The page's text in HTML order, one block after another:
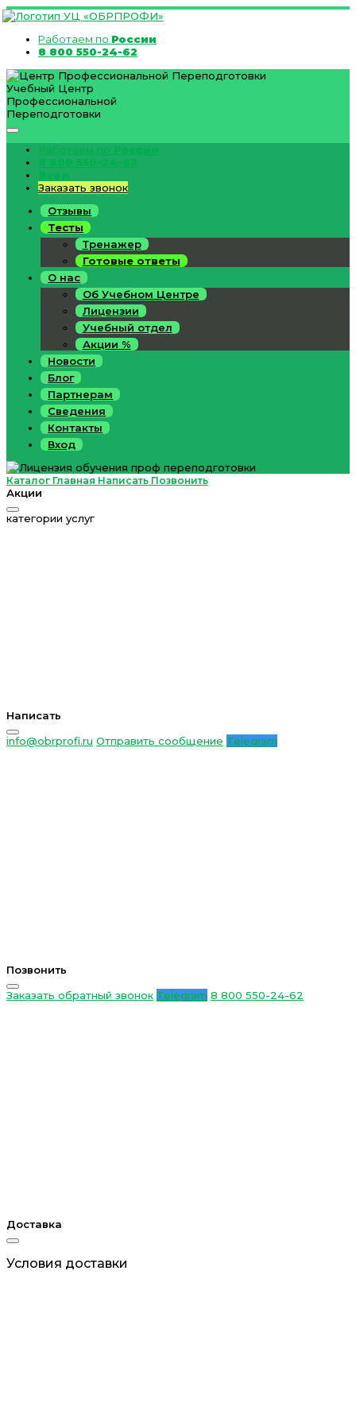
Работаем по России
8 800 550-24-62
Учебный Центр
Профессиональной
Переподготовки
Работаем по России
8 800 550-24-62
Вход
Заказать звонок
Отзывы
Тесты
Тренажер
Готовые ответы
О нас
Об Учебном Центре
Лицензии
Учебный отдел
Акции %
Новости
Блог
Партнерам
Сведения
Контакты
Вход
Каталог Главная Написать Позвонить
Акции
категории услуг
Написать
info@obrprofi.ru Отправить сообщение Telegram
Позвонить
Заказать обратный звонок Telegram 8 800 550-24-62
Доставка
Условия доставки